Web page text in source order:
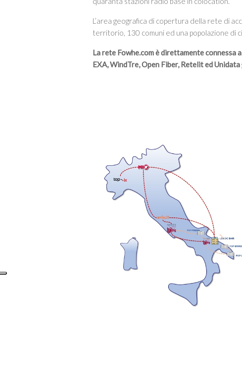
L’area geografica di copertura della rete di
territorio, 130 comuni ed una popolazione di
La rete Fowhe.com è direttamente connessa
EXA, WindTre, Open Fiber, Retelit ed Unidata